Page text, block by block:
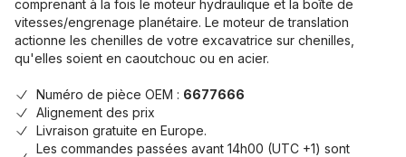
comprenant à la fois le moteur hydraulique et la boîte de
vitesses/engrenage planétaire. Le moteur de translation
actionne les chenilles de votre excavatrice sur chenilles,
qu'elles soient en caoutchouc ou en acier.
Numéro de pièce OEM : 6677666
Alignement des prix
Livraison gratuite en Europe.
Les commandes passées avant 14h00 (UTC +1) sont